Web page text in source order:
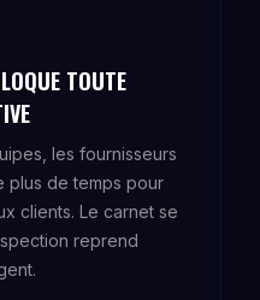
TOUTE
les fournisseurs
plus de temps pour
clients. Le carnet se
reprend